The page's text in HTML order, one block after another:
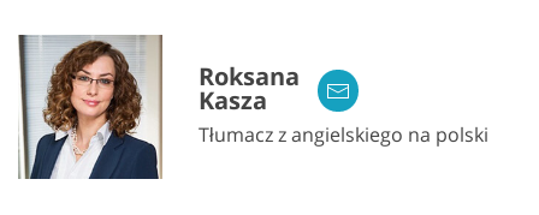
Roksana
Kasza
Tłumacz z angielskiego na polski